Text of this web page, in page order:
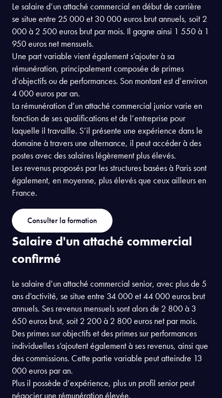
Le salaire d’un attaché commercial en début de carrière
se situe entre 25 000 et 30 000 euros brut annuels, soit 2
000 à 2 500 euros brut par mois. Il gagne ainsi 1 550 à 1
950 euros net mensuels.
Une part variable vient également s’ajouter à sa
rémunération, principalement composée de primes
d’objectifs ou de performances. Son montant est d’environ
4 000 euros par an.
La rémunération d’un attaché commercial junior varie en
fonction de ses qualifications et de l’entreprise pour
laquelle il travaille. S’il présente une expérience dans le
domaine à travers une alternance, il peut accéder à des
postes avec des salaires légèrement plus élevés.
Les revenus proposés par les structures basées à Paris sont
également, en moyenne, plus élevés que ceux ailleurs en
France.
Consulter la formation
Salaire d'un attaché commercial
confirmé
Le salaire d’un attaché commercial senior, avec plus de 5
ans d’activité, se situe entre 34 000 et 44 000 euros brut
annuels. Ses revenus mensuels sont alors de 2 800 à 3
650 euros brut, soit 2 200 à 2 800 euros net par mois.
Des primes sur objectifs et des primes sur performances
individuelles s’ajoutent également à ses revenus, ainsi que
des commissions. Cette partie variable peut atteindre 13
000 euros par an.
Plus il possède d’expérience, plus un profil senior peut
négocier une rémunération élevée.